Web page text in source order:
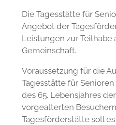
Angebot der
Leistungen zur Teilhabe
Gemeinschaft.
Tagesstätte für Senioren
des 65. Lebensjahres
vorgealterten
Tagesförderstätte soll
die altersgerechten